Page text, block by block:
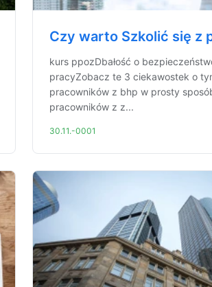
Czy warto Szkolić się z
kurs ppozDbałość o
pracyZobacz te 3 ciekawostek o
pracowników z bhp w prosty
pracowników z z...
30.11.-0001